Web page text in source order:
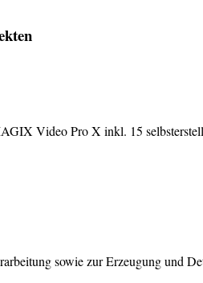
Video Pro X inkl. 15
sowie zur Erzeugung und